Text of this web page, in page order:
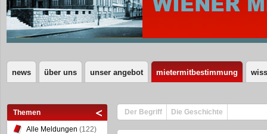
news über uns unser angebot mietermitbestimmung
Themen
Alle Meldungen (122)
Der Begriff Die Geschichte